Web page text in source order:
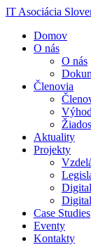
IT Asociácia
Domov
O nás
O nás
Členovia
Aktuality
Projekty
Case Studies
Eventy
Kontakty